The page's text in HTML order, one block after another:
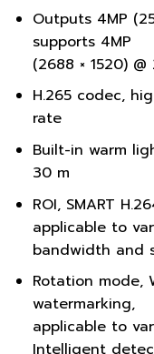
Outputs 4MP
supports 4MP
(2688 × 1520)
H.265 codec,
rate
Built-in warm
30 m
ROI, SMART
applicable to
bandwidth and
Rotation mode,
watermarking,
applicable to